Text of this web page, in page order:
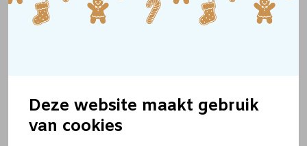
Deze website maakt gebruik
van cookies